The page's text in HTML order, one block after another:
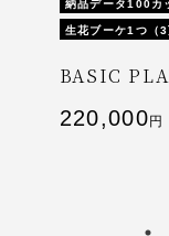
納品データ100カ
生花ブーケ1つ（3
BASIC
220,000 円